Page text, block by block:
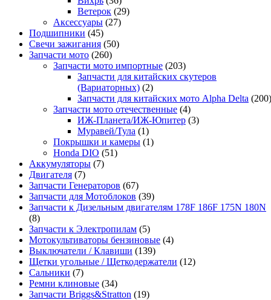
Ветерок (29)
Аксессуары (27)
Подшипники (45)
Свечи зажигания (50)
Запчасти мото (260)
Запчасти мото импортные (203)
Запчасти для китайских скутеров
(Вариаторных) (2)
Запчасти для китайских мото Alpha Delta (200)
Запчасти мото отечественные (4)
ИЖ-Планета/ИЖ-Юпитер (3)
Муравей/Тула (1)
Покрышки и камеры (1)
Honda DIO (51)
Аккумуляторы (7)
Двигателя (7)
Запчасти Генераторов (67)
Запчасти для Мотоблоков (39)
Запчасти к Дизельным двигателям 178F 186F 175N 180N
(8)
Запчасти к Электропилам (5)
Мотокультиваторы бензиновые (4)
Выключатели / Клавиши (139)
Щетки угольные / Щеткодержатели (12)
Сальники (7)
Ремни клиновые (34)
Запчасти Briggs&Stratton (19)